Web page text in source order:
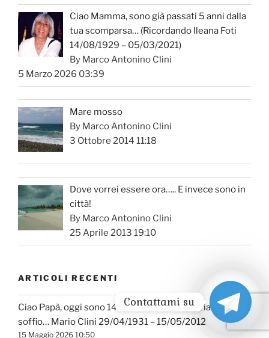
Ciao Mamma, sono già passati 5 anni dalla
tua scomparsa… (Ricordando Ileana Foti
14/08/1929 – 05/03/2021)
By Marco Antonino Clini
5 Marzo 2026 03:39
Mare mosso
By Marco Antonino Clini
3 Ottobre 2014 11:18
Dove vorrei essere ora….. E invece sono in
città!
By Marco Antonino Clini
25 Aprile 2013 19:10
ARTICOLI RECENTI
Ciao Papà, oggi sono 14 anni che sei volato via in un
soffio… Mario Clini 29/04/1931 – 15/05/2012
15 Maggio 2026 10:50
Contattami su